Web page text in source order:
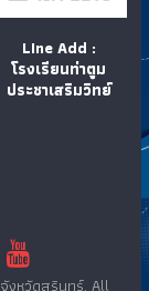
LIne Add :
โรงเรียนท่าตูม
ประชาเสริมวิทย์
งหวัดสุรินทร์. All